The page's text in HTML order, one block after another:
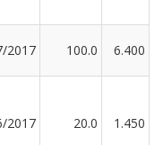
2017 100.0 6.400
2017 20.0 1.450